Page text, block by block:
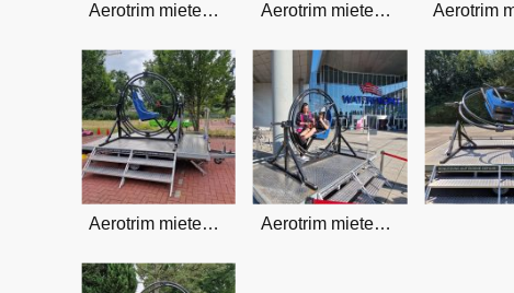
Aerotrim mieten Bremen, OHZ und Umland Aerotrim mieten Bremen, OHZ und Umland
Aerotrim mieten Bremen, OHZ und Umland Aerotrim mieten Bremen, OHZ und Umland